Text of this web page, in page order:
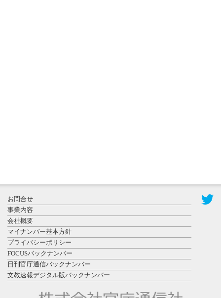
登録有形文
化財となっ
た東北大植
物園八...
お問合せ
事業内容
会社概要
マイナンバー基本方針
プライバシーポリシー
FOCUSバックナンバー
日刊官庁通信バックナンバー
文教速報デジタル版バックナンバー